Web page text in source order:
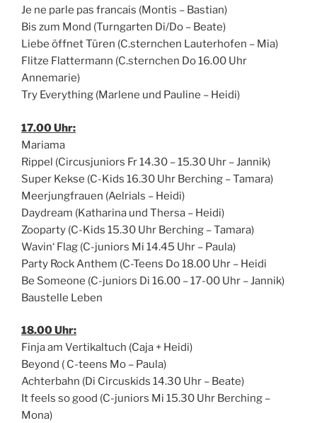
Je ne parle pas francais (Montis – Bastian)
Bis zum Mond (Turngarten Di/Do – Beate)
Liebe öffnet Türen (C.sternchen Lauterhofen – Mia)
Flitze Flattermann (C.sternchen Do 16.00 Uhr
Annemarie)
Try Everything (Marlene und Pauline – Heidi)
17.00 Uhr:
Mariama
Rippel (Circusjuniors Fr 14.30 – 15.30 Uhr – Jannik)
Super Kekse (C-Kids 16.30 Uhr Berching – Tamara)
Meerjungfrauen (Aelrials – Heidi)
Daydream (Katharina und Thersa – Heidi)
Zooparty (C-Kids 15.30 Uhr Berching – Tamara)
Wavin‘ Flag (C-juniors Mi 14.45 Uhr – Paula)
Party Rock Anthem (C-Teens Do 18.00 Uhr – Heidi
Be Someone (C-juniors Di 16.00 – 17-00 Uhr – Jannik)
Baustelle Leben
18.00 Uhr:
Finja am Vertikaltuch (Caja + Heidi)
Beyond ( C-teens Mo – Paula)
Achterbahn (Di Circuskids 14.30 Uhr – Beate)
It feels so good (C-juniors Mi 15.30 Uhr Berching –
Mona)